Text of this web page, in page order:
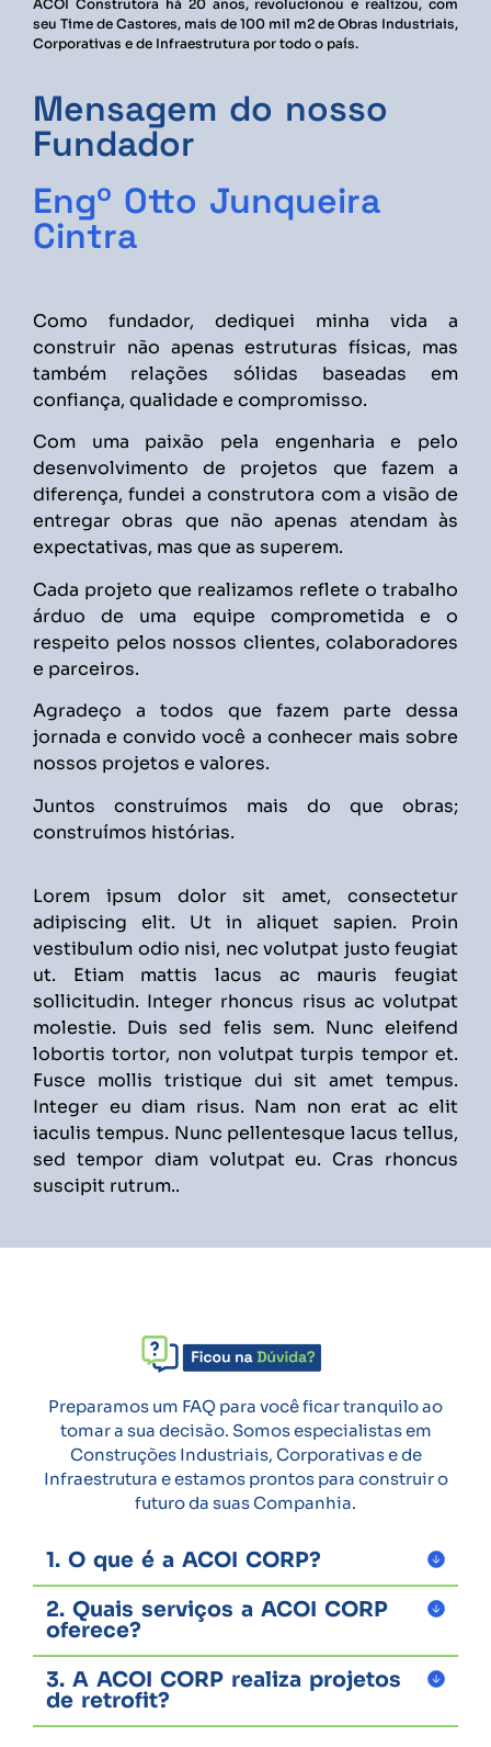
Mensagem do nosso
Fundador
Engº Otto Junqueira
Cintra
Como fundador, dediquei minha vida a
construir não apenas estruturas físicas, mas
também relações sólidas baseadas em
confiança, qualidade e compromisso.
Com uma paixão pela engenharia e pelo
desenvolvimento de projetos que fazem a
diferença, fundei a construtora com a visão de
entregar obras que não apenas atendam às
expectativas, mas que as superem.
Cada projeto que realizamos reflete o trabalho
árduo de uma equipe comprometida e o
respeito pelos nossos clientes, colaboradores
e parceiros.
Agradeço a todos que fazem parte dessa
jornada e convido você a conhecer mais sobre
nossos projetos e valores.
Juntos construímos mais do que obras;
construímos histórias.
Lorem ipsum dolor sit amet, consectetur
adipiscing elit. Ut in aliquet sapien. Proin
vestibulum odio nisi, nec volutpat justo feugiat
ut. Etiam mattis lacus ac mauris feugiat
sollicitudin. Integer rhoncus risus ac volutpat
molestie. Duis sed felis sem. Nunc eleifend
lobortis tortor, non volutpat turpis tempor et.
Fusce mollis tristique dui sit amet tempus.
Integer eu diam risus. Nam non erat ac elit
iaculis tempus. Nunc pellentesque lacus tellus,
sed tempor diam volutpat eu. Cras rhoncus
suscipit rutrum..
ACOI Construtora há 20 anos, revolucionou e realizou, com
seu Time de Castores, mais de 100 mil m2 de Obras Industriais,
Corporativas e de Infraestrutura por todo o país.
Preparamos um FAQ para você ficar tranquilo ao
tomar a sua decisão. Somos especialistas em
Construções Industriais, Corporativas e de
Infraestrutura e estamos prontos para construir o
futuro da suas Companhia.
1. O que é a ACOI CORP?
2. Quais serviços a ACOI CORP
oferece?
3. A ACOI CORP realiza projetos
de retrofit?